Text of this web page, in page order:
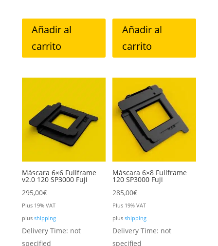
Añadir al
carrito
Añadir al
carrito
Máscara 6×6 Fullframe
v2.0 120 SP3000 Fuji
295,00€
Plus 19% VAT
plus shipping
Delivery Time: not
specified
Máscara 6×8 Fullframe
120 SP3000 Fuji
285,00€
Plus 19% VAT
plusshipping
Delivery Time: not
specified